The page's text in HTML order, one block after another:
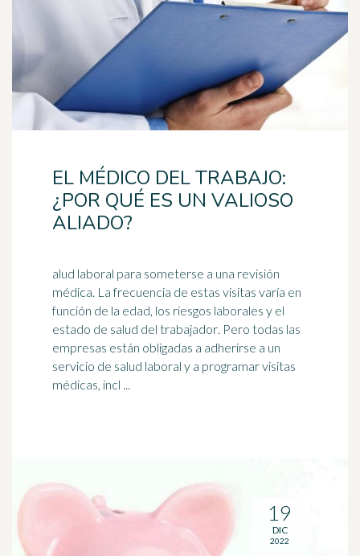
EL MÉDICO DEL TRABAJO:
¿POR QUÉ ES UN VALIOSO
ALIADO?
alud laboral para someterse a una revisión
médica. La frecuencia de estas visitas varía en
función de la edad, los riesgos laborales y el
estado de salud del trabajador. Pero todas las
empresas están obligadas a adherirse a un
servicio de salud laboral y a programar visitas
médicas, incl ...
19
DIC
2022